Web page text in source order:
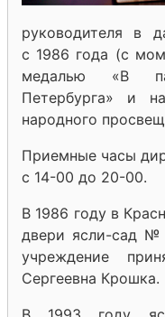
руководителя в
с 1986 года (с
медалью «В
Петербурга» и
народного
Приемные часы
с 14-00 до 20-00.
В 1986 году в
двери ясли-сад №
учреждение
Сергеевна Крошка.